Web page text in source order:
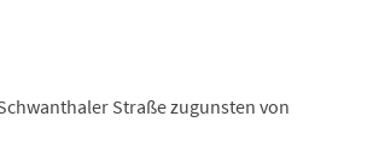
Straße zugunsten von